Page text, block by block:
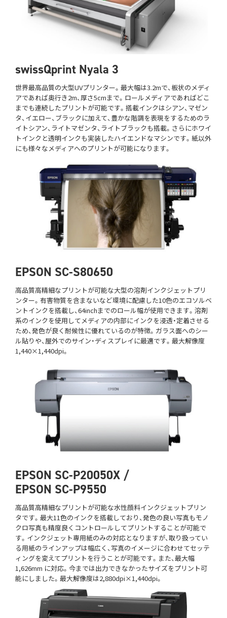
swissQprint Nyala 3
世界最高品質の大型UVプリンター。最大幅は3.2mで、板状のメディ
アであれば奥行き2m、厚さ5cmまで。ロールメディアであればどこ
までも連続したプリントが可能です。搭載インクはシアン、マゼン
タ、イエロー、ブラックに加えて、豊かな階調を表現をするためのラ
イトシアン、ライトマゼンタ、ライトブラックも搭載。さらにホワイ
トインクと透明インクも実装したハイエンドなマシンです。紙以外
にも様々なメディアへのプリントが可能になります。
EPSON SC-S80650
高品質高精細なプリントが可能な大型の溶剤インクジェットプリ
ンター。有害物質を含まないなど環境に配慮した10色のエコソルベ
ントインクを搭載し、64inchまでのロール幅が使用できます。溶剤
系のインクを使用してメディアの内部にインクを浸透・定着させる
ため、発色が良く耐候性に優れているのが特徴。ガラス面へのシー
ル貼りや、屋外でのサイン・ディスプレイに最適です。最大解像度
1,440×1,440dpi。
EPSON SC-P20050X /
EPSON SC-P9550
高品質高精細なプリントが可能な水性顔料インクジェットプリン
タです。最大11色のインクを搭載しており、発色の良い写真もモノ
クロ写真も精度良くコントロールしてプリントすることが可能で
す。インクジェット専用紙のみの対応となりますが、取り扱ってい
る用紙のラインアップは幅広く、写真のイメージに合わせてセッテ
ィングを変えてプリントを行うことが可能です。また、最大幅
1,626mm に対応。今までは出力できなかったサイズをプリント可
能にしました。最大解像度は2,880dpi×1,440dpi。